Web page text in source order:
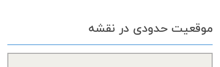
موقعیت حدودی در نقشه